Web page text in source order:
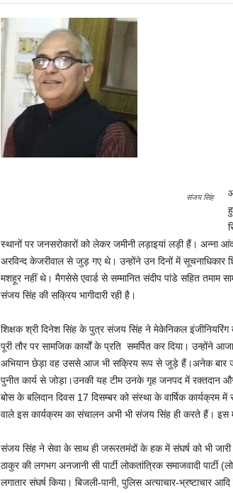
संजय सिंह
स्थानों पर जनसरोकारों को लेकर जमीनी लड़ाइयां लड़ी हैं। अन्ना
अरविन्द केजरीवाल से जुड़ गए थे। उन्होंने उन दिनों में सूचनाधिकार
मशहूर नहीं थे। मैगसेसे एवार्ड से सम्मानित संदीप पांडे सहित
संजय सिंह की सक्रिय भागीदारी रही है।
शिक्षक श्री दिनेश सिंह के पुत्र संजय सिंह ने मेकेनिकल
पूरी तौर पर सामजिक कार्यों के प्रति समर्पित कर दिया। उन्होंने
अभियान छेड़ा वह उससे आज भी सक्रिय रूप से जुड़े हैं।अनेक बार
पुनीत कार्य से जोड़ा।उनकी यह टीम उनके गृह जनपद में रक्तदान
बोस के बलिदान दिवस 17 दिसम्बर को संस्था के वार्षिक कार्यक्रम
वाले इस कार्यक्रम का संचालन अभी भी संजय सिंह ही करते हैं। इस
संजय सिंह ने सेवा के साथ ही जरूरतमंदों के हक में संघर्ष को भी
ठाकुर की लगभग अनजानी सी पार्टी लोकतांत्रिक समाजवादी
लगातार संघर्ष किया। बिजली-पानी, पुलिस अत्याचार-भ्रष्टाचार